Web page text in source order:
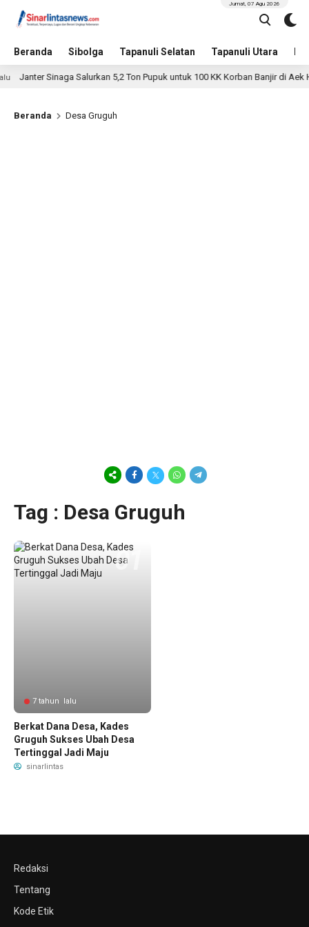
Beranda Sibolga Tapanuli Selatan Tapanuli Utara
Jumat, 07 Agu 2026
Janter Sinaga Salurkan 5,2 Ton Pupuk untuk 100 KK Korban Banjir di Aek
Beranda Desa Gruguh
Tag : Desa Gruguh
7 tahun lalu
Berkat Dana Desa, Kades
Gruguh Sukses Ubah Desa
Tertinggal Jadi Maju
sinarlintas
Redaksi
Tentang
Kode Etik